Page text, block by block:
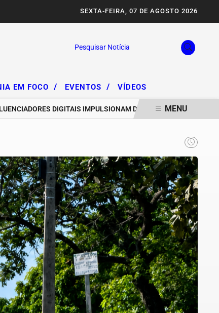
SEXTA-FEIRA, 07 DE AGOSTO 2026
Pesquisar Notícia
EM FOCO / EVENTOS / VÍDEOS
DIGITAIS IMPULSIONAM DEGRADAÇÃO DA SERRA DA
MENU